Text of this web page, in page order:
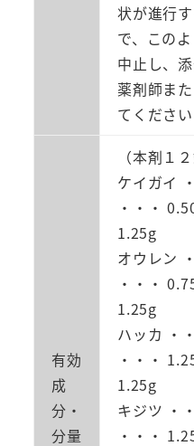
状が進行
で、この
中止し、
薬剤師ま
てください
有効
成
分・
分量
（本剤１
ケイガイ
・・・
1.25g
オウレン
・・・
1.25g
ハッカ ・
・・・
1.25g
キジツ ・
・・・